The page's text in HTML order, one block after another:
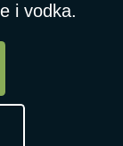
i vodka.